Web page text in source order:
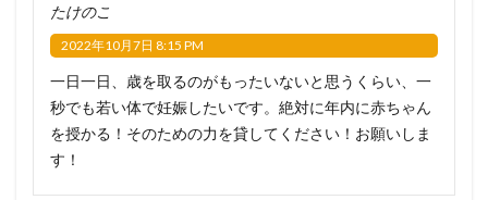
たけのこ
2022年10月7日 8:15 PM
一日一日、歳を取るのがもったいないと思うくらい、一
秒でも若い体で妊娠したいです。絶対に年内に赤ちゃん
を授かる！そのための力を貸してください！お願いしま
す！